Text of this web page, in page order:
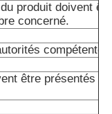
produit doivent
concerné.
être présentés